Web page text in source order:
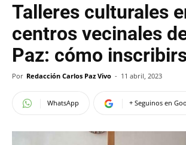
Talleres culturales
centros vecinales
Paz: cómo
Por Redacción Carlos Paz Vivo - 11 abril, 2023
WhatsApp + Seguinos en